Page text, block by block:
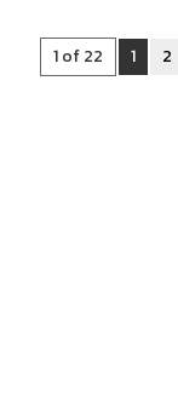
1 of 22 1 2